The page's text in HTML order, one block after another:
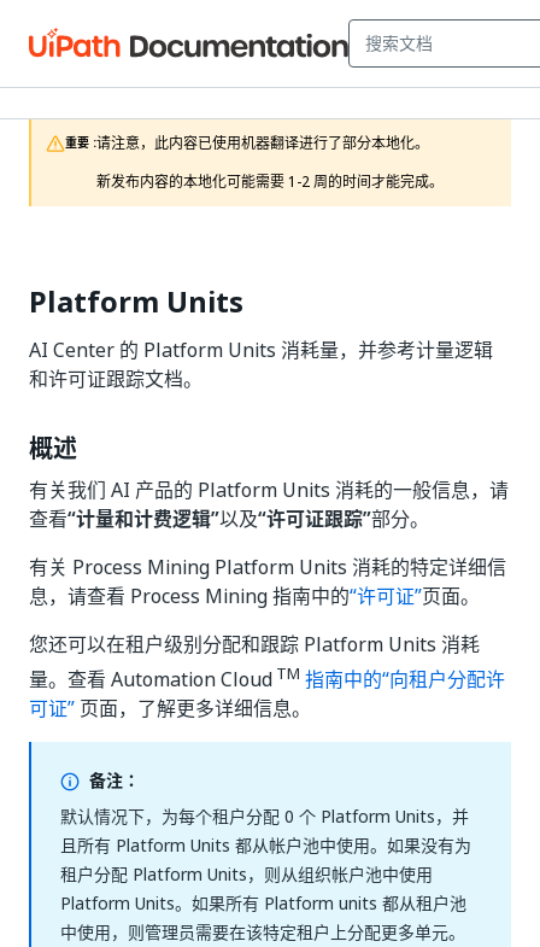
重要 :请注意，此内容已使用机器翻译进行了部分本地化。
新发布内容的本地化可能需要 1-2 周的时间才能完成。
Platform Units
AI Center 的 Platform Units 消耗量，并参考计量逻辑
和许可证跟踪文档。
概述
有关我们 AI 产品的 Platform Units 消耗的一般信息，请
查看“计量和计费逻辑”以及“许可证跟踪”部分。
有关 Process Mining Platform Units 消耗的特定详细信
息，请查看 Process Mining 指南中的“许可证”页面。
您还可以在租户级别分配和跟踪 Platform Units 消耗
量。查看 Automation Cloud TM 指南中的“向租户分配许
可证” 页面，了解更多详细信息。
备注：
默认情况下，为每个租户分配 0 个 Platform Units，并
且所有 Platform Units 都从帐户池中使用。如果没有为
租户分配 Platform Units，则从组织帐户池中使用
Platform Units。如果所有 Platform units 都从租户池
中使用，则管理员需要在该特定租户上分配更多单元。